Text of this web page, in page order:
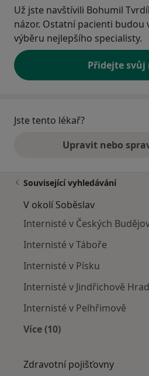
Už jste navštívili Bohumil
názor. Ostatní pacienti budou
výběru nejlepšího specialisty.
Přidejte svůj
Jste tento lékař?
Upravit nebo
Související vyhledávání
V okolí Soběslav
Internisté v Českých
Internisté v Táboře
Internisté v Písku
Internisté v Jindřichově
Internisté v Pelhřimově
Více (10)
Zdravotní pojišťovny